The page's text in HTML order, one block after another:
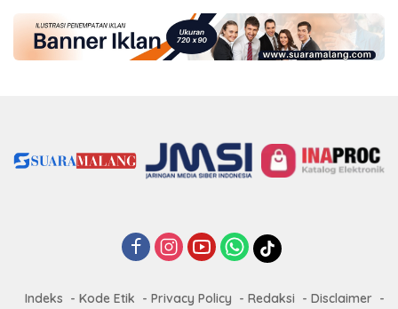
Indeks Kode Etik Privacy Policy Redaksi Disclaimer